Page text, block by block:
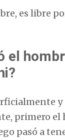
es libre
el
y
primero el
pasó a